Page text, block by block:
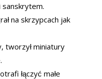
sanskrytem.
na skrzypcach jak
tworzył miniatury
łączyć małe